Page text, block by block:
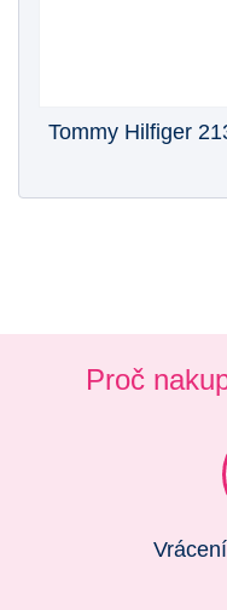
Tommy Hilfiger
Proč